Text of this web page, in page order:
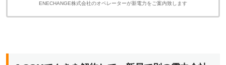
ENECHANGE株式会社のオペレーターが新電力をご案内致します